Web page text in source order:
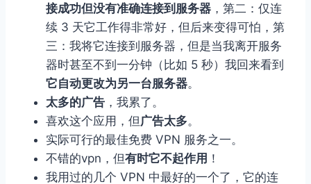
接成功但没有准确连接到服务器 ，第二：仅连
续 3 天它工作得非常好，但后来变得可怕，第
三：我将它连接到服务器，但是当我离开服务
器时甚至不到一分钟（比如 5 秒）我回来看到
它自动更改为另一台服务器。
太多的广告 ，我累了。
喜欢这个应用，但 广告太多。
实际可行的最佳免费 VPN 服务之一。
不错的vpn，但有时它不起作用 ！
我用过的几个 VPN 中最好的一个了，它的连